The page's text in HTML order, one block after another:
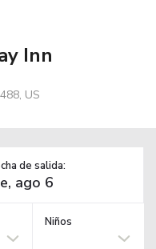
Inn
US
de salida:
Niños